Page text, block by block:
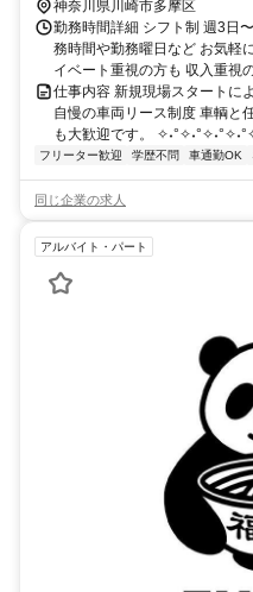
神奈川県川崎市多摩区
勤務時間詳細 シフト制 週3日
務時間や勤務曜日など お気軽
イベート重視の方も 収入重視
仕事内容 新規現場スタートに
自慢の車両リース制度 車輌と
も大歓迎です。
フリーター歓迎 学歴不問 車通勤OK
同じ企業の求人
アルバイト・パート